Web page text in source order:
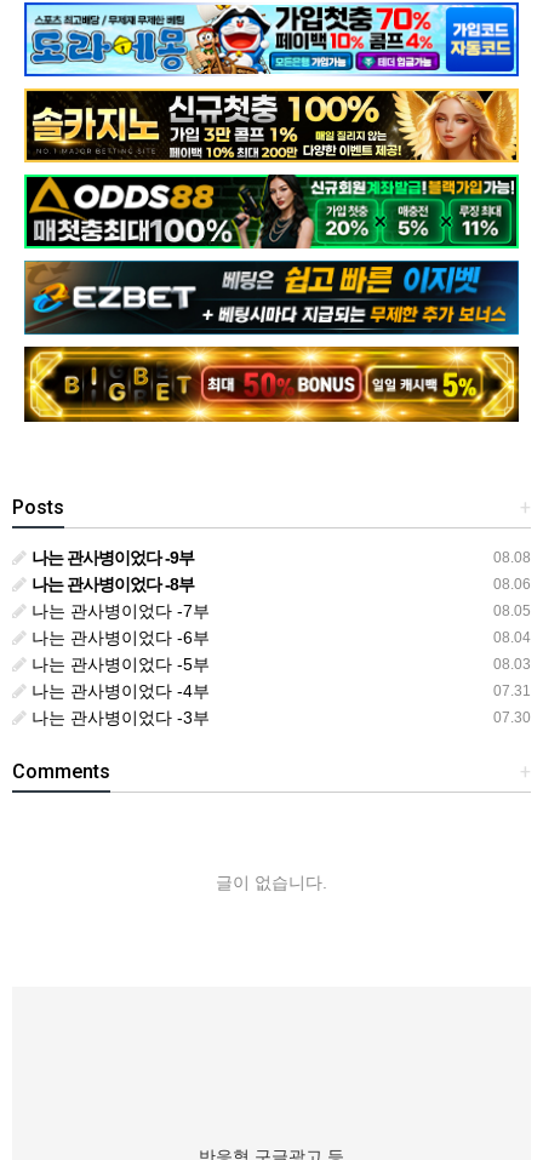
+
Posts
08.08
나는 관사병이었다 -9부
08.06
나는 관사병이었다 -8부
08.05
나는 관사병이었다 -7부
08.04
나는 관사병이었다 -6부
08.03
나는 관사병이었다 -5부
07.31
나는 관사병이었다 -4부
07.30
나는 관사병이었다 -3부
+
Comments
글이 없습니다.
반응형 구글광고 등